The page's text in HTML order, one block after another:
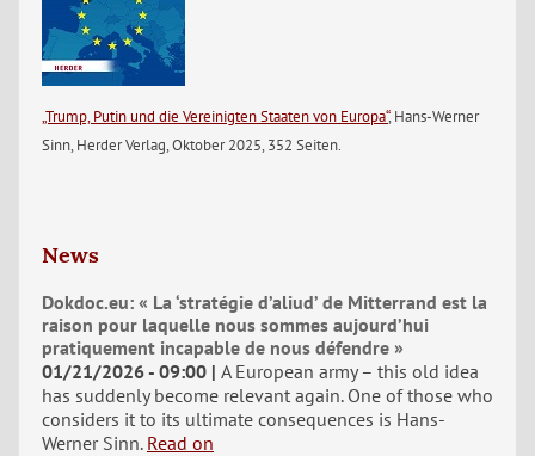
„Trump, Putin und die Vereinigten Staaten von Europa“, Hans-Werner
Sinn, Herder Verlag, Oktober 2025, 352 Seiten.
News
Dokdoc.eu: « La ‘stratégie d’aliud’ de Mitterrand est la
raison pour laquelle nous sommes aujourd’hui
pratiquement incapable de nous défendre »
01/21/2026 - 09:00 A European army – this old idea
has suddenly become relevant again. One of those who
considers it to its ultimate consequences is Hans-
Werner Sinn. Read on